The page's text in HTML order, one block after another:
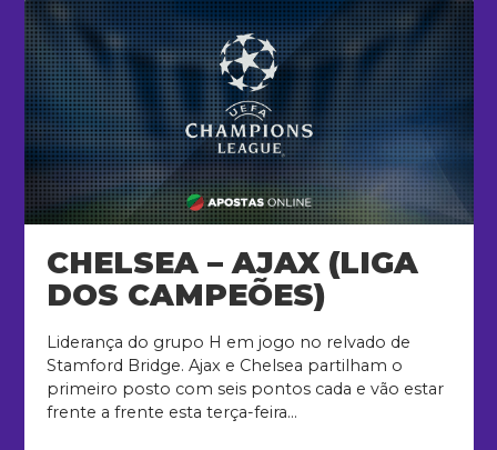
CHELSEA – AJAX (LIGA
DOS CAMPEÕES)
Liderança do grupo H em jogo no relvado de
Stamford Bridge. Ajax e Chelsea partilham o
primeiro posto com seis pontos cada e vão estar
frente a frente esta terça-feira...